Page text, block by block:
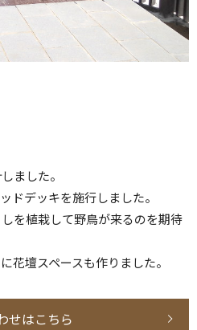
ました。
ドデッキを施行しました。
を植栽して野鳥が来るのを期待
花壇スペースも作りました。
せはこちら